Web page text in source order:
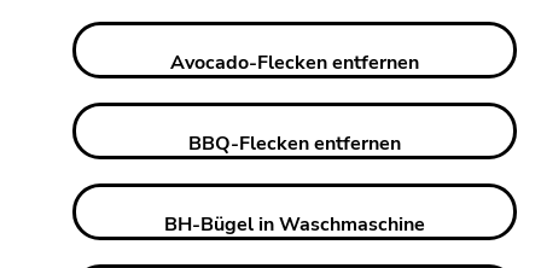
Avocado-Flecken entfernen
BBQ-Flecken entfernen
BH-Bügel in Waschmaschine